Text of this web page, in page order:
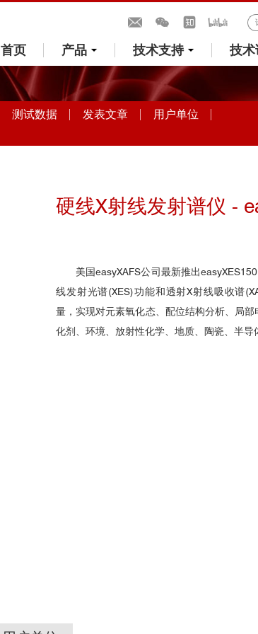
首页 产品 技术支持 技
测试数据 发表文章 用户单位
硬线X射线发射谱仪 -
美国easyXAFS公司最新推出
线发射光谱(XES)功能和透射X射线吸收谱
量，实现对元素氧化态、配位结构分析、局
化剂、环境、放射性化学、地质、陶瓷、半导